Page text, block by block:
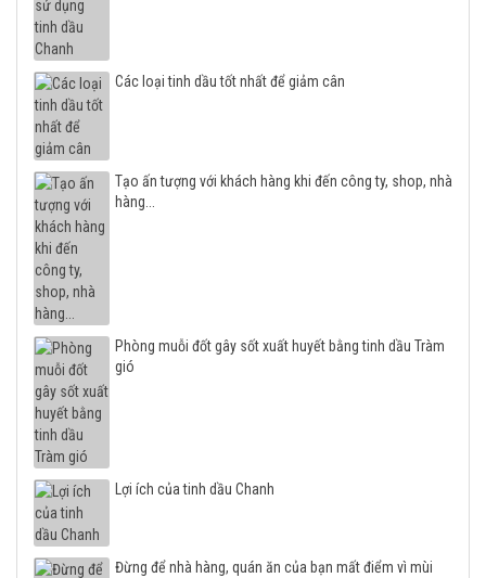
Các loại tinh dầu tốt nhất để giảm cân
Tạo ấn tượng với khách hàng khi đến công ty, shop, nhà
hàng...
Phòng muỗi đốt gây sốt xuất huyết bằng tinh dầu Tràm
gió
Lợi ích của tinh dầu Chanh
Đừng để nhà hàng, quán ăn của bạn mất điểm vì mùi